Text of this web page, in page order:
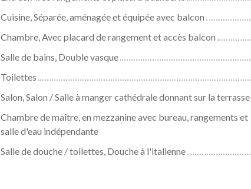
Cuisine, Séparée, aménagée et équipée avec balcon
Chambre, Avec placard de rangement et accès balcon
Salle de bains, Double vasque
Toilettes
Salon, Salon / Salle à manger cathédrale donnant sur la terrasse
Chambre de maître, en mezzanine avec bureau, rangements et
salle d'eau indépendante
Salle de douche / toilettes, Douche à l'italienne